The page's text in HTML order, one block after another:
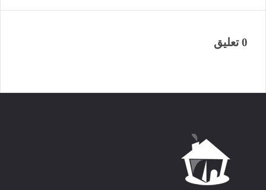
0 تعليق